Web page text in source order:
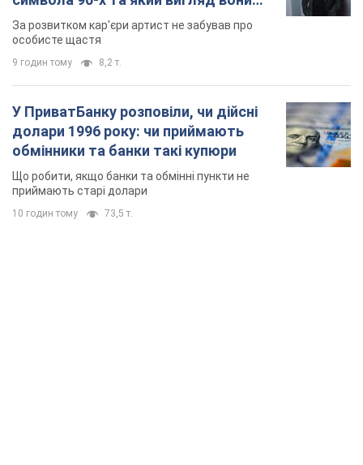
мають
За розвитком кар'єри артист не забував про
особисте щастя
9 годин тому 8,2 т.
У ПриватБанку розповіли, чи дійсні
долари 1996 року: чи приймають
обмінники та банки такі купюри
Що робити, якщо банки та обмінні пункти не
приймають старі долари
10 годин тому 73,5 т.